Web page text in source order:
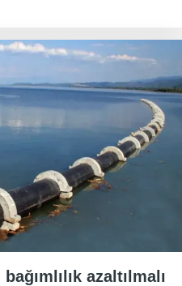
azaltılmalı